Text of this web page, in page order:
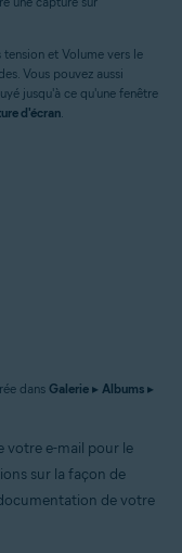
et Volume vers le
Vous pouvez aussi
jusqu'à ce qu'une fenêtre
d'écran.
dans Galerie ▸ Albums ▸
votre e-mail pour le
sur la façon de
de votre